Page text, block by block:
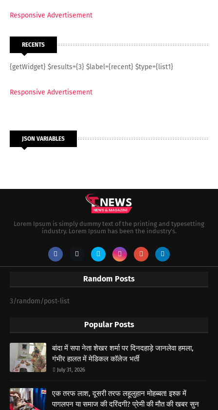
Responsive Advertisement
RECENTS
{getWidget} $results={3} $label={recent} $type={list1}
Responsive Advertisement
JSON VARIABLES
Lorem Ipsum is simply dummy text of the printing and typesetting
industry. Lorem Ipsum has been the industry's.
Random Posts
3/random/post-list
Popular Posts
बांदा में सपा नेता शेखर शर्मा पर दिनदहाड़े जानलेवा हमला,
गंभीर हालत में मेडिकल कॉलेज भर्ती
July 31, 2026
एक तरफ लाश, दूसरी तरफ लहूलुहान मोहब्बत! इश्क में
पागलपन या समाज की दरिंदगी? प्रेमी की मौत की खबर सुन